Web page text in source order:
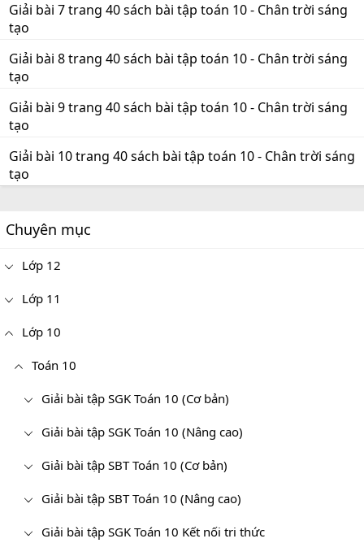
Giải bài 7 trang 40 sách bài tập toán 10 - Chân trời sáng
tạo
Giải bài 8 trang 40 sách bài tập toán 10 - Chân trời sáng
tạo
Giải bài 9 trang 40 sách bài tập toán 10 - Chân trời sáng
tạo
Giải bài 10 trang 40 sách bài tập toán 10 - Chân trời sáng
tạo
Chuyên mục
Lớp 12
Lớp 11
Lớp 10
Toán 10
Giải bài tập SGK Toán 10 (Cơ bản)
Giải bài tập SGK Toán 10 (Nâng cao)
Giải bài tập SBT Toán 10 (Cơ bản)
Giải bài tập SBT Toán 10 (Nâng cao)
Giải bài tập SGK Toán 10 Kết nối tri thức